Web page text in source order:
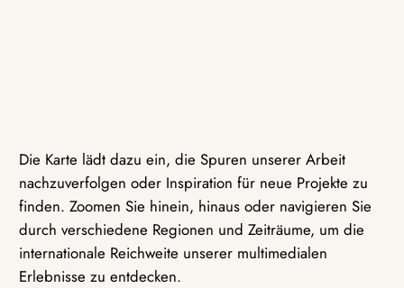
Die Karte lädt dazu ein, die Spuren unserer Arbeit
nachzuverfolgen oder Inspiration für neue Projekte zu
finden. Zoomen Sie hinein, hinaus oder navigieren Sie
durch verschiedene Regionen und Zeiträume, um die
internationale Reichweite unserer multimedialen
Erlebnisse zu entdecken.